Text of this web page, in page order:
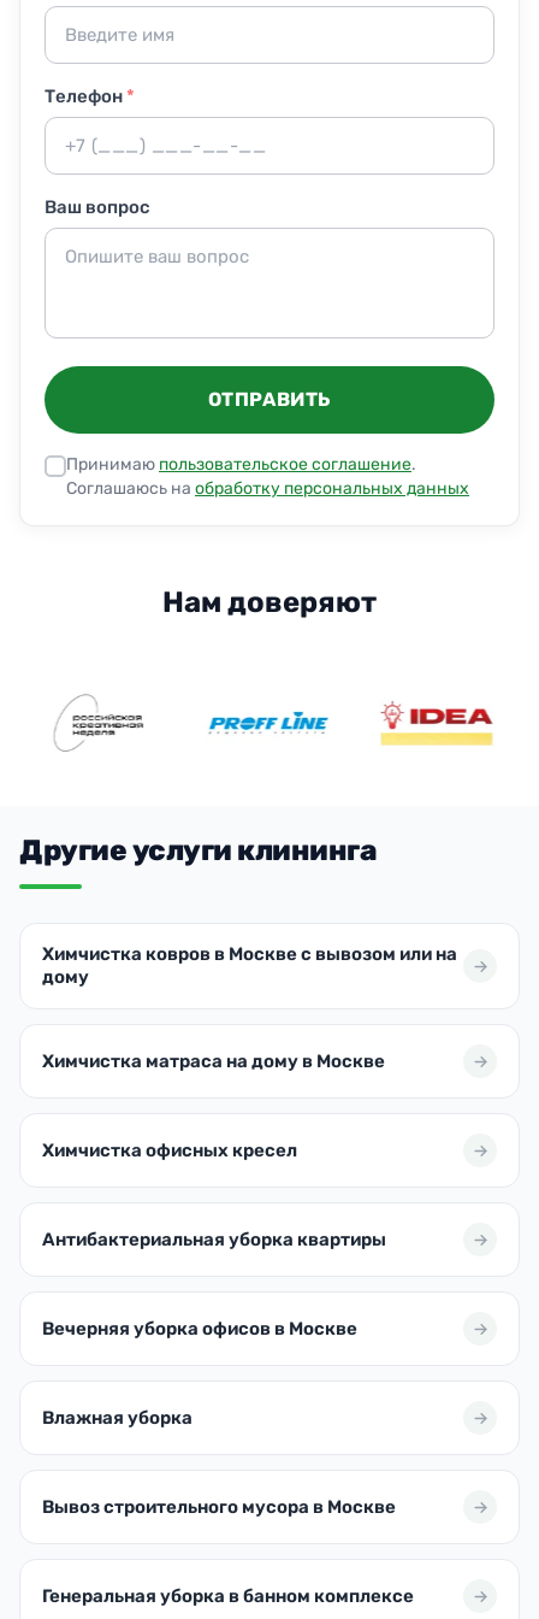
Телефон*
Ваш вопрос
ОТПРАВИТЬ
Принимаю пользовательское соглашение.
Соглашаюсь на обработку персональных данных
подтверждаем тестом.
Нам доверяют
Другие услуги клининга
Химчистка ковров в Москве с вывозом или на
дому
Химчистка матраса на дому в Москве
Химчистка офисных кресел
Антибактериальная уборка квартиры
Вечерняя уборка офисов в Москве
Влажная уборка
Вывоз строительного мусора в Москве
Генеральная уборка в банном комплексе